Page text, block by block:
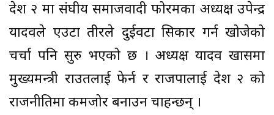
प्रदेश २ मा संघीय समाजवादी फोरमका अध्यक्ष उपेन्द्र
यादवले एउटा तीरले दुईवटा सिकार गर्न खोजेको
चर्चा पनि सुरु भएको छ । अध्यक्ष यादव खासमा
मुख्यमन्त्री राउतलाई फेर्न र राजपालाई प्रदेश २ को
राजनीतिमा कमजोर बनाउन चाहन्छन् ।